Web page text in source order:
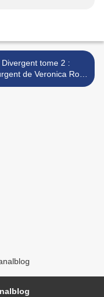
Divergent tome 2 :
de Veronica Roth
: extrait, couv et infos >